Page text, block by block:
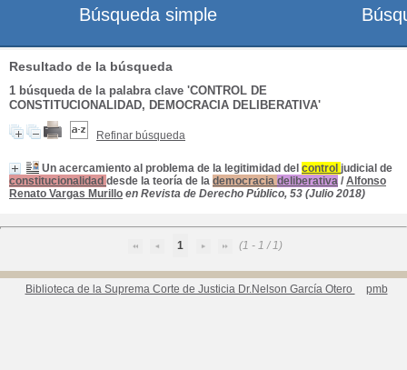
Resultado de la búsqueda
1 búsqueda de la palabra clave 'CONTROL DE
CONSTITUCIONALIDAD, DEMOCRACIA DELIBERATIVA'
Refinar búsqueda
Un acercamiento al problema de la legitimidad del control judicial de
constitucionalidad desde la teoría de la democracia deliberativa / Alfonso
Renato Vargas Murillo en Revista de Derecho Público, 53 (Julio 2018)
1 (1 - 1 / 1)
Biblioteca de la Suprema Corte de Justicia Dr.Nelson García Otero pmb
Búsqueda simple